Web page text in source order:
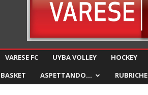
VARESE FC UYBA VOLLEY HOCKEY
BASKET ASPETTANDO… RUBRICHE